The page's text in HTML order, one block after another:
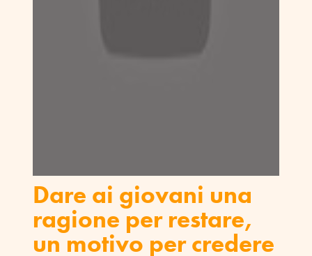
Dare ai giovani una
ragione per restare,
un motivo per credere